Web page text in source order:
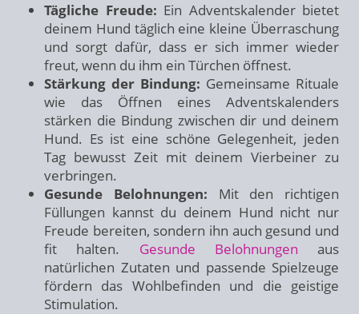
Tägliche Freude: Ein Adventskalender bietet
deinem Hund täglich eine kleine Überraschung
und sorgt dafür, dass er sich immer wieder
freut, wenn du ihm ein Türchen öffnest.
Stärkung der Bindung: Gemeinsame Rituale
wie das Öffnen eines Adventskalenders
stärken die Bindung zwischen dir und deinem
Hund. Es ist eine schöne Gelegenheit, jeden
Tag bewusst Zeit mit deinem Vierbeiner zu
verbringen.
Gesunde Belohnungen: Mit den richtigen
Füllungen kannst du deinem Hund nicht nur
Freude bereiten, sondern ihn auch gesund und
fit halten. Gesunde Belohnungen aus
natürlichen Zutaten und passende Spielzeuge
fördern das Wohlbefinden und die geistige
Stimulation.